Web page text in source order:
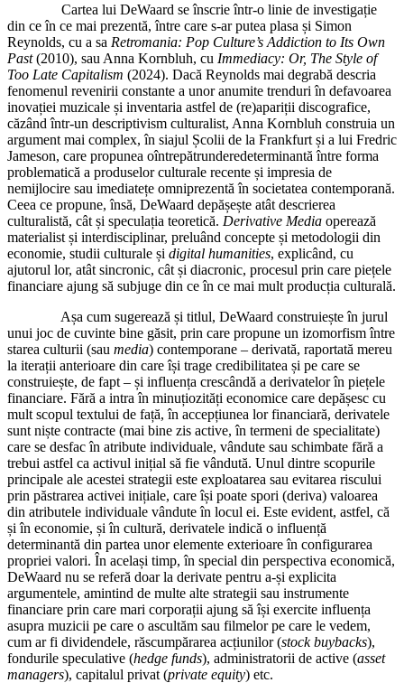
Cartea lui DeWaard se înscrie într-o linie de investigație
din ce în ce mai prezentă, între care s-ar putea plasa și Simon
Reynolds, cu a sa Retromania: Pop Culture’s Addiction to Its Own
Past(2010), sau Anna Kornbluh, cu Immediacy: Or, The Style of
Too Late Capitalism (2024). Dacă Reynolds mai degrabă descria
fenomenul revenirii constante a unor anumite trenduri în defavoarea
inovației muzicale și inventaria astfel de (re)apariții discografice,
căzând într-un descriptivism culturalist, Anna Kornbluh construia un
argument mai complex, în siajul Școlii de la Frankfurt și a lui Fredric
Jameson, care propunea oîntrepătrunderedeterminantă între forma
problematică a produselor culturale recente și impresia de
nemijlocire sau imediatețe omniprezentă în societatea contemporană.
Ceea ce propune, însă, DeWaard depășește atât descrierea
culturalistă, cât și speculația teoretică. Derivative Media operează
materialist și interdisciplinar, preluând concepte și metodologii din
economie, studii culturale și digital humanities, explicând, cu
ajutorul lor, atât sincronic, cât și diacronic, procesul prin care piețele
financiare ajung să subjuge din ce în ce mai mult producția culturală.
Așa cum sugerează și titlul, DeWaard construiește în jurul
unui joc de cuvinte bine găsit, prin care propune un izomorfism între
starea culturii (sau media) contemporane – derivată, raportată mereu
la iterații anterioare din care își trage credibilitatea și pe care se
construiește, de fapt – și influența crescândă a derivatelor în piețele
financiare. Fără a intra în minuțiozități economice care depășesc cu
mult scopul textului de față, în accepțiunea lor financiară, derivatele
sunt niște contracte (mai bine zis active, în termeni de specialitate)
care se desfac în atribute individuale, vândute sau schimbate fără a
trebui astfel ca activul inițial să fie vândută. Unul dintre scopurile
principale ale acestei strategii este exploatarea sau evitarea riscului
prin păstrarea activei inițiale, care își poate spori (deriva) valoarea
din atributele individuale vândute în locul ei. Este evident, astfel, că
și în economie, și în cultură, derivatele indică o influență
determinantă din partea unor elemente exterioare în configurarea
propriei valori. În același timp, în special din perspectiva economică,
DeWaard nu se referă doar la derivate pentru a-și explicita
argumentele, amintind de multe alte strategii sau instrumente
financiare prin care mari corporații ajung să își exercite influența
asupra muzicii pe care o ascultăm sau filmelor pe care le vedem,
cum ar fi dividendele, răscumpărarea acțiunilor (stock buybacks),
fondurile speculative (hedge funds), administratorii de active (asset
managers), capitalul privat (private equity) etc.